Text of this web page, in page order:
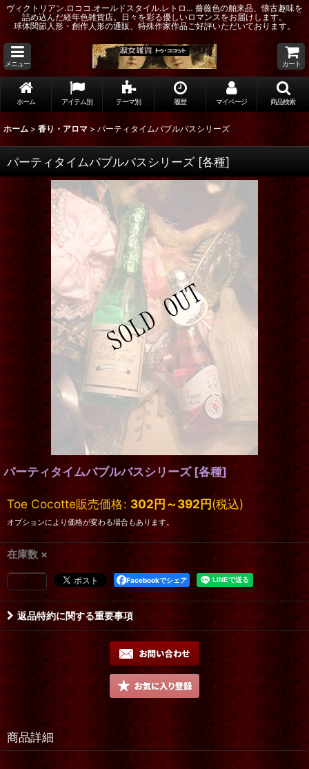
ヴィクトリアン.ロココ.オールドスタイル.レトロ… 薔薇色の舶来品、懐古趣味を
詰め込んだ経年色雑貨店。日々を彩る優しいロマンスをお届けします。
球体関節人形・創作人形の通販、特殊作家作品ご好評いただいております。
メニュー カート
ホーム アイテム別 テーマ別 履歴 マイページ 商品検索
ホーム > 香り・アロマ > パーティタイムバブルバスシリーズ
パーティタイムバブルバスシリーズ [各種]
パーティタイムバブルバスシリーズ [各種]
Toe Cocotte販売価格: 302円～392円(税込)
オプションにより価格が変わる場合もあります。
在庫数 ×
Facebookでシェア
返品特約に関する重要事項
商品詳細